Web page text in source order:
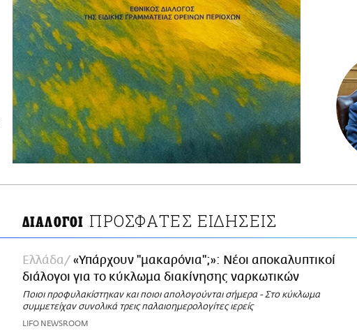
ΔΙΑΛΟΓΟΙ ΠΡΟΣΦΑΤΕΣ ΕΙΔΗΣΕΙΣ
Ελλάδα
«Υπάρχουν ''μακαρόνια'';»: Νέοι αποκαλυπτικοί
διάλογοι για το κύκλωμα διακίνησης ναρκωτικών
Ποιοι προφυλακίστηκαν και ποιοι απολογούνται σήμερα - Στο κύκλωμα
συμμετείχαν συνολικά τρεις παλαιοημερολογίτες ιερείς
LIFO NEWSROOM